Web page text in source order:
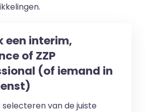
een interim,
of ZZP
(of iemand in
van de juiste